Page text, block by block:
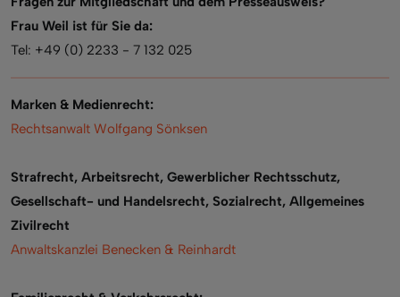
Frau Weil ist für Sie da:
Tel: +49 (0) 2233 - 7 132 025
Marken & Medienrecht:
Rechtsanwalt Wolfgang Sönksen
Strafrecht, Arbeitsrecht, Gewerblicher Rechtsschutz,
Gesellschaft- und Handelsrecht, Sozialrecht, Allgemeines
Zivilrecht
Anwaltskanzlei Benecken & Reinhardt